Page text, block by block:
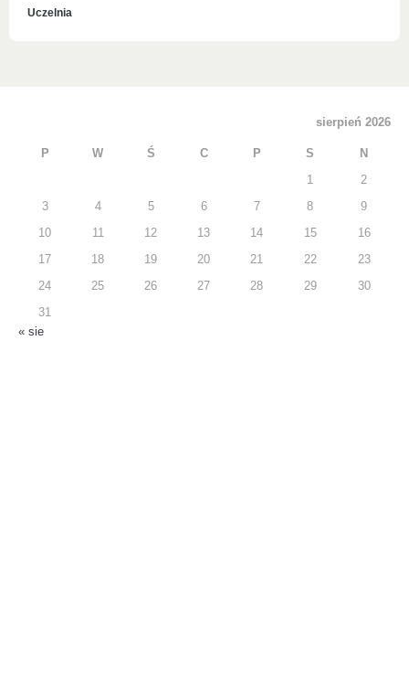
Uczelnia
sierpień 2026
P W Ś C P S N
1 2
3 4 5 6 7 8 9
10 11 12 13 14 15 16
17 18 19 20 21 22 23
24 25 26 27 28 29 30
31
« sie